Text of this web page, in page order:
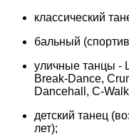
классический
бальный
уличные танцы -
Break-Dance,
Dancehall, C-
детский танец
лет);